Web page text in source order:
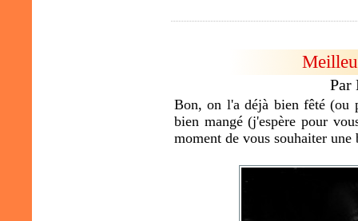
Par
Bon, on l'a déjà bien fêté (ou
bien mangé (j'espère pour
moment de vous souhaiter une